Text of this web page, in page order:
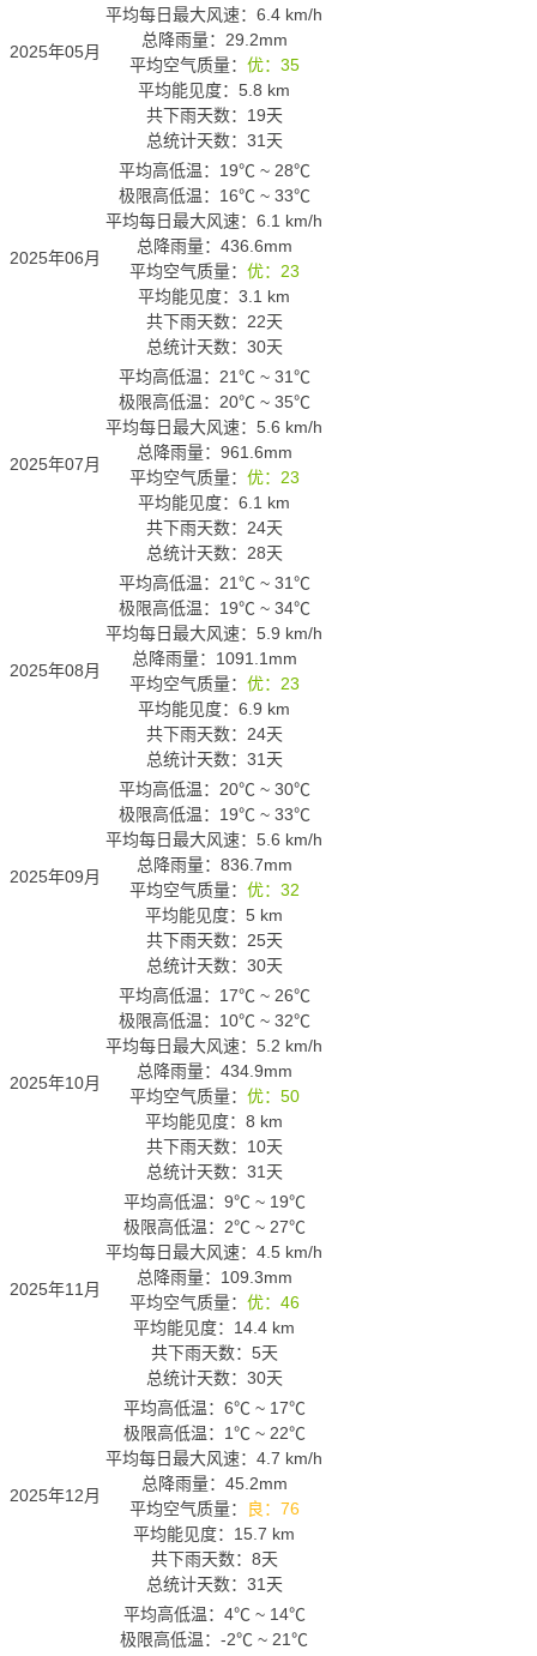
2025年05月
平均每日最大风速：6.4 km/h
总降雨量：29.2mm
平均空气质量： 优：35
平均能见度：5.8 km
共下雨天数：19天
总统计天数：31天
2025年06月
平均高低温： 19℃ ~ 28℃
极限高低温： 16℃ ~ 33℃
平均每日最大风速：6.1 km/h
总降雨量：436.6mm
平均空气质量： 优：23
平均能见度：3.1 km
共下雨天数：22天
总统计天数：30天
2025年07月
平均高低温： 21℃ ~ 31℃
极限高低温： 20℃ ~ 35℃
平均每日最大风速：5.6 km/h
总降雨量：961.6mm
平均空气质量： 优：23
平均能见度：6.1 km
共下雨天数：24天
总统计天数：28天
2025年08月
平均高低温： 21℃ ~ 31℃
极限高低温： 19℃ ~ 34℃
平均每日最大风速：5.9 km/h
总降雨量：1091.1mm
平均空气质量： 优：23
平均能见度：6.9 km
共下雨天数：24天
总统计天数：31天
2025年09月
平均高低温： 20℃ ~ 30℃
极限高低温： 19℃ ~ 33℃
平均每日最大风速：5.6 km/h
总降雨量：836.7mm
平均空气质量： 优：32
平均能见度：5 km
共下雨天数：25天
总统计天数：30天
2025年10月
平均高低温： 17℃ ~ 26℃
极限高低温： 10℃ ~ 32℃
平均每日最大风速：5.2 km/h
总降雨量：434.9mm
平均空气质量： 优：50
平均能见度：8 km
共下雨天数：10天
总统计天数：31天
2025年11月
平均高低温： 9℃ ~ 19℃
极限高低温： 2℃ ~ 27℃
平均每日最大风速：4.5 km/h
总降雨量：109.3mm
平均空气质量： 优：46
平均能见度：14.4 km
共下雨天数：5天
总统计天数：30天
2025年12月
平均高低温： 6℃ ~ 17℃
极限高低温： 1℃ ~ 22℃
平均每日最大风速：4.7 km/h
总降雨量：45.2mm
平均空气质量：
良：76
平均能见度：15.7 km
共下雨天数：8天
总统计天数：31天
平均高低温： 4℃ ~ 14℃
极限高低温： -2℃ ~ 21℃